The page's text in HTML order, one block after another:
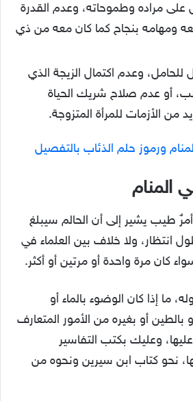
مراده وطموحاته، وعدم القدرة
ومهامه بنجاح كما كان معه من ذي
للحامل، وعدم اكتمال الزيجة الذي
أو عدم صلاح شريك الحياة
من الأزمات للمرأة المتزوجة.
ورموز حلم الذئاب بالتفصيل
المنام
طيب يشير إلى أن الحالم سيبلغ
انتظار، ولا خلاف بين العلماء في
كان مرة واحدة أو مرتين أو أكثر.
ما إذا كان الوضوء بالماء أو
بالطين أو بغيره من الأمور المتعارف
وعليك بكتب التفاسير
نحو كتاب ابن سيرين ونحوه من